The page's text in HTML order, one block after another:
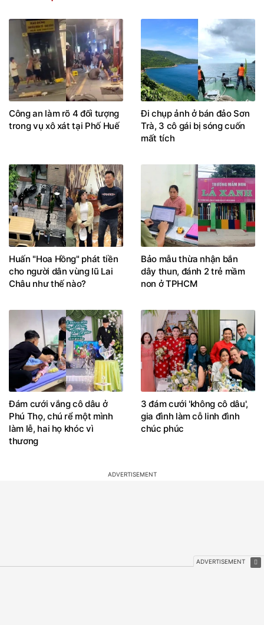
Công an làm rõ 4 đối tượng
trong vụ xô xát tại Phố Huế
Đi chụp ảnh ở bán đảo Sơn
Trà, 3 cô gái bị sóng cuốn
mất tích
Huấn "Hoa Hồng" phát tiền
cho người dân vùng lũ Lai
Châu như thế nào?
Bảo mẫu thừa nhận bắn
dây thun, đánh 2 trẻ mầm
non ở TPHCM
Đám cưới vắng cô dâu ở
Phú Thọ, chú rể một mình
làm lễ, hai họ khóc vì
thương
3 đám cưới 'không cô dâu',
gia đình làm cỗ linh đình
chúc phúc